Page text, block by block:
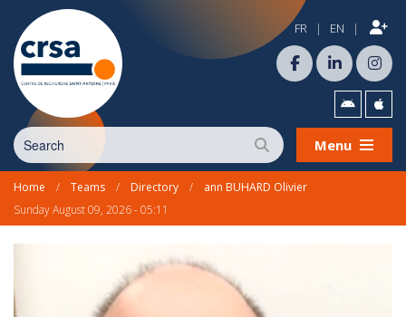
FR | EN |
Menu
Home / Teams / Directory /
ann BUHARD Olivier
Sunday August 09, 2026 - 05:11